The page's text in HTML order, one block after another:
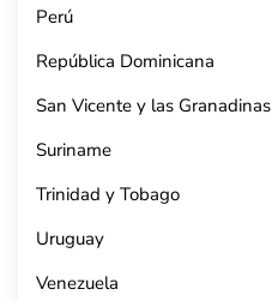
Perú
República Dominicana
San Vicente y las Granadinas
Suriname
Trinidad y Tobago
Uruguay
Venezuela